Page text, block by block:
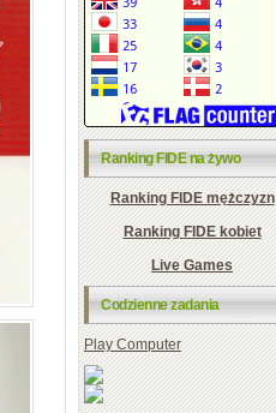
Ranking FIDE na żywo
Ranking FIDE mężczyzn
Ranking FIDE kobiet
Live Games
Codzienne zadania
Play Computer